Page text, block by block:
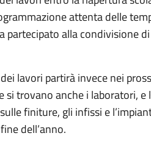
attenta delle
partecipato alla condivisione
lavori partirà invece nei
si trovano anche i laboratori,
finiture, gli infissi e
dell’anno.